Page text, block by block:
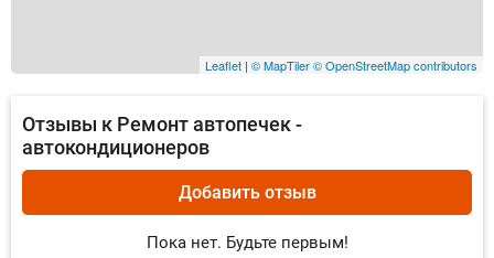
Leaflet | © MapTiler© OpenStreetMap contributors
Отзывы к Ремонт автопечек -
автокондиционеров
Добавить отзыв
Пока нет. Будьте первым!